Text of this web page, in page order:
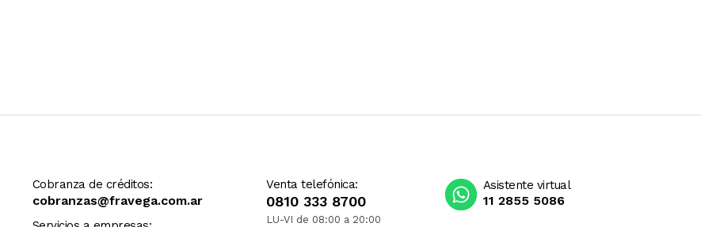
Cobranza de créditos:
cobranzas@fravega.com.ar
Venta telefónica:
0810 333 8700
LU-VI de 08:00 a 20:00
Asistente virtual
11 2855 5086